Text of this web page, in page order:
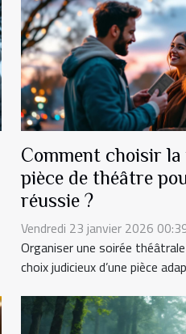
Comment choisir
pièce de théâtre
réussie ?
Vendredi 23 janvier 2026
Organiser une soirée
choix judicieux d’une pièce